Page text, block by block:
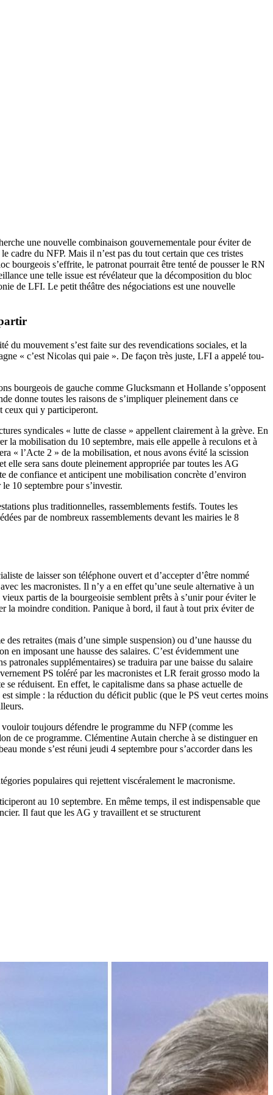
une nouvelle combinaison gouvernementale pour éviter de
cadre du NFP. Mais il n’est pas du tout certain que ces tristes
bourgeois s’effrite, le patronat pourrait être tenté de pousser le RN
une telle issue est révélateur que la décomposition du bloc
de LFI. Le petit théâtre des négociations est une nouvelle
du mouvement s’est faite sur des revendications sociales, et la
« c’est Nicolas qui paie ». De façon très juste, LFI a appelé tou-
bourgeois de gauche comme Glucksmann et Hollande s’opposent
donne toutes les raisons de s’impliquer pleinement dans ce
ceux qui y participeront.
syndicales « lutte de classe » appellent clairement à la grève. En
la mobilisation du 10 septembre, mais elle appelle à reculons et à
« l’Acte 2 » de la mobilisation, et nous avons évité la scission
sera sans doute pleinement appropriée par toutes les AG
de confiance et anticipent une mobilisation concrète d’environ
10 septembre pour s’investir.
plus traditionnelles, rassemblements festifs. Toutes les
par de nombreux rassemblements devant les mairies le 8
de laisser son téléphone ouvert et d’accepter d’être nommé
les macronistes. Il n’y a en effet qu’une seule alternative à un
partis de la bourgeoisie semblent prêts à s’unir pour éviter le
la moindre condition. Panique à bord, il faut à tout prix éviter de
retraites (mais d’une simple suspension) ou d’une hausse du
en imposant une hausse des salaires. C’est évidemment une
patronales supplémentaires) se traduira par une baisse du salaire
PS toléré par les macronistes et LR ferait grosso modo la
réduisent. En effet, le capitalisme dans sa phase actuelle de
simple : la réduction du déficit public (que le PS veut certes moins
toujours défendre le programme du NFP (comme les
de ce programme. Clémentine Autain cherche à se distinguer en
monde s’est réuni jeudi 4 septembre pour s’accorder dans les
populaires qui rejettent viscéralement le macronisme.
au 10 septembre. En même temps, il est indispensable que
Il faut que les AG y travaillent et se structurent